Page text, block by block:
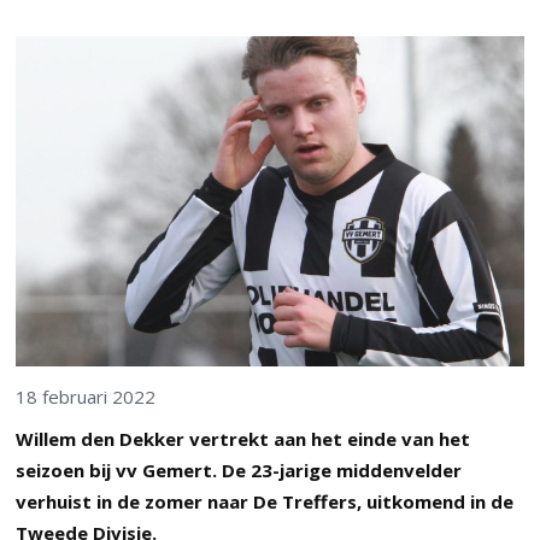
18 februari 2022
Willem den Dekker vertrekt aan het einde van het
seizoen bij vv Gemert. De 23-jarige middenvelder
verhuist in de zomer naar De Treffers, uitkomend in de
Tweede Divisie.